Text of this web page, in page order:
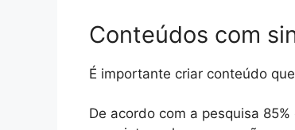
Conteúdos com
É importante criar conteúdo
De acordo com a pesquisa